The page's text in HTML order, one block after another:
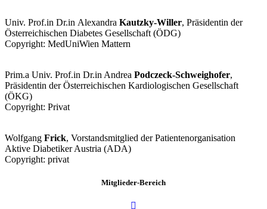
Univ. Prof.in Dr.in Alexandra Kautzky-Willer, Präsidentin der
Österreichischen Diabetes Gesellschaft (ÖDG)
Copyright: MedUniWien Mattern
Prim.a Univ. Prof.in Dr.in Andrea Podczeck-Schweighofer,
Präsidentin der Österreichischen Kardiologischen Gesellschaft
(ÖKG)
Copyright: Privat
Wolfgang Frick, Vorstandsmitglied der Patientenorganisation
Aktive Diabetiker Austria (ADA)
Copyright: privat
Mitglieder-Bereich